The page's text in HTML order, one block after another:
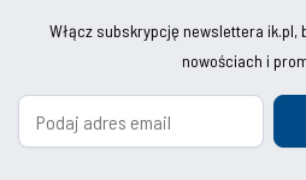
Włącz subskrypcję newslettera ik.pl,
nowościach i